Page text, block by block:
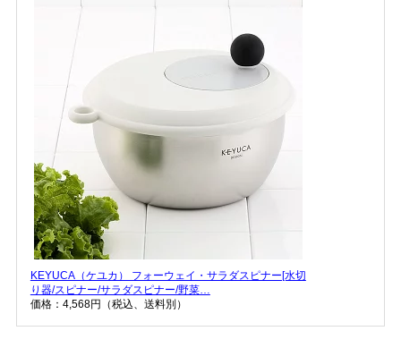
KEYUCA（ケユカ） フォーウェイ・サラダスピナー[水切
り器/スピナー/サラダスピナー/野菜…
価格：4,568円（税込、送料別）